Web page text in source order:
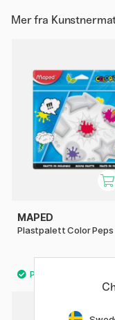
Mer fra
MAPED
Plastpalett Color Peps